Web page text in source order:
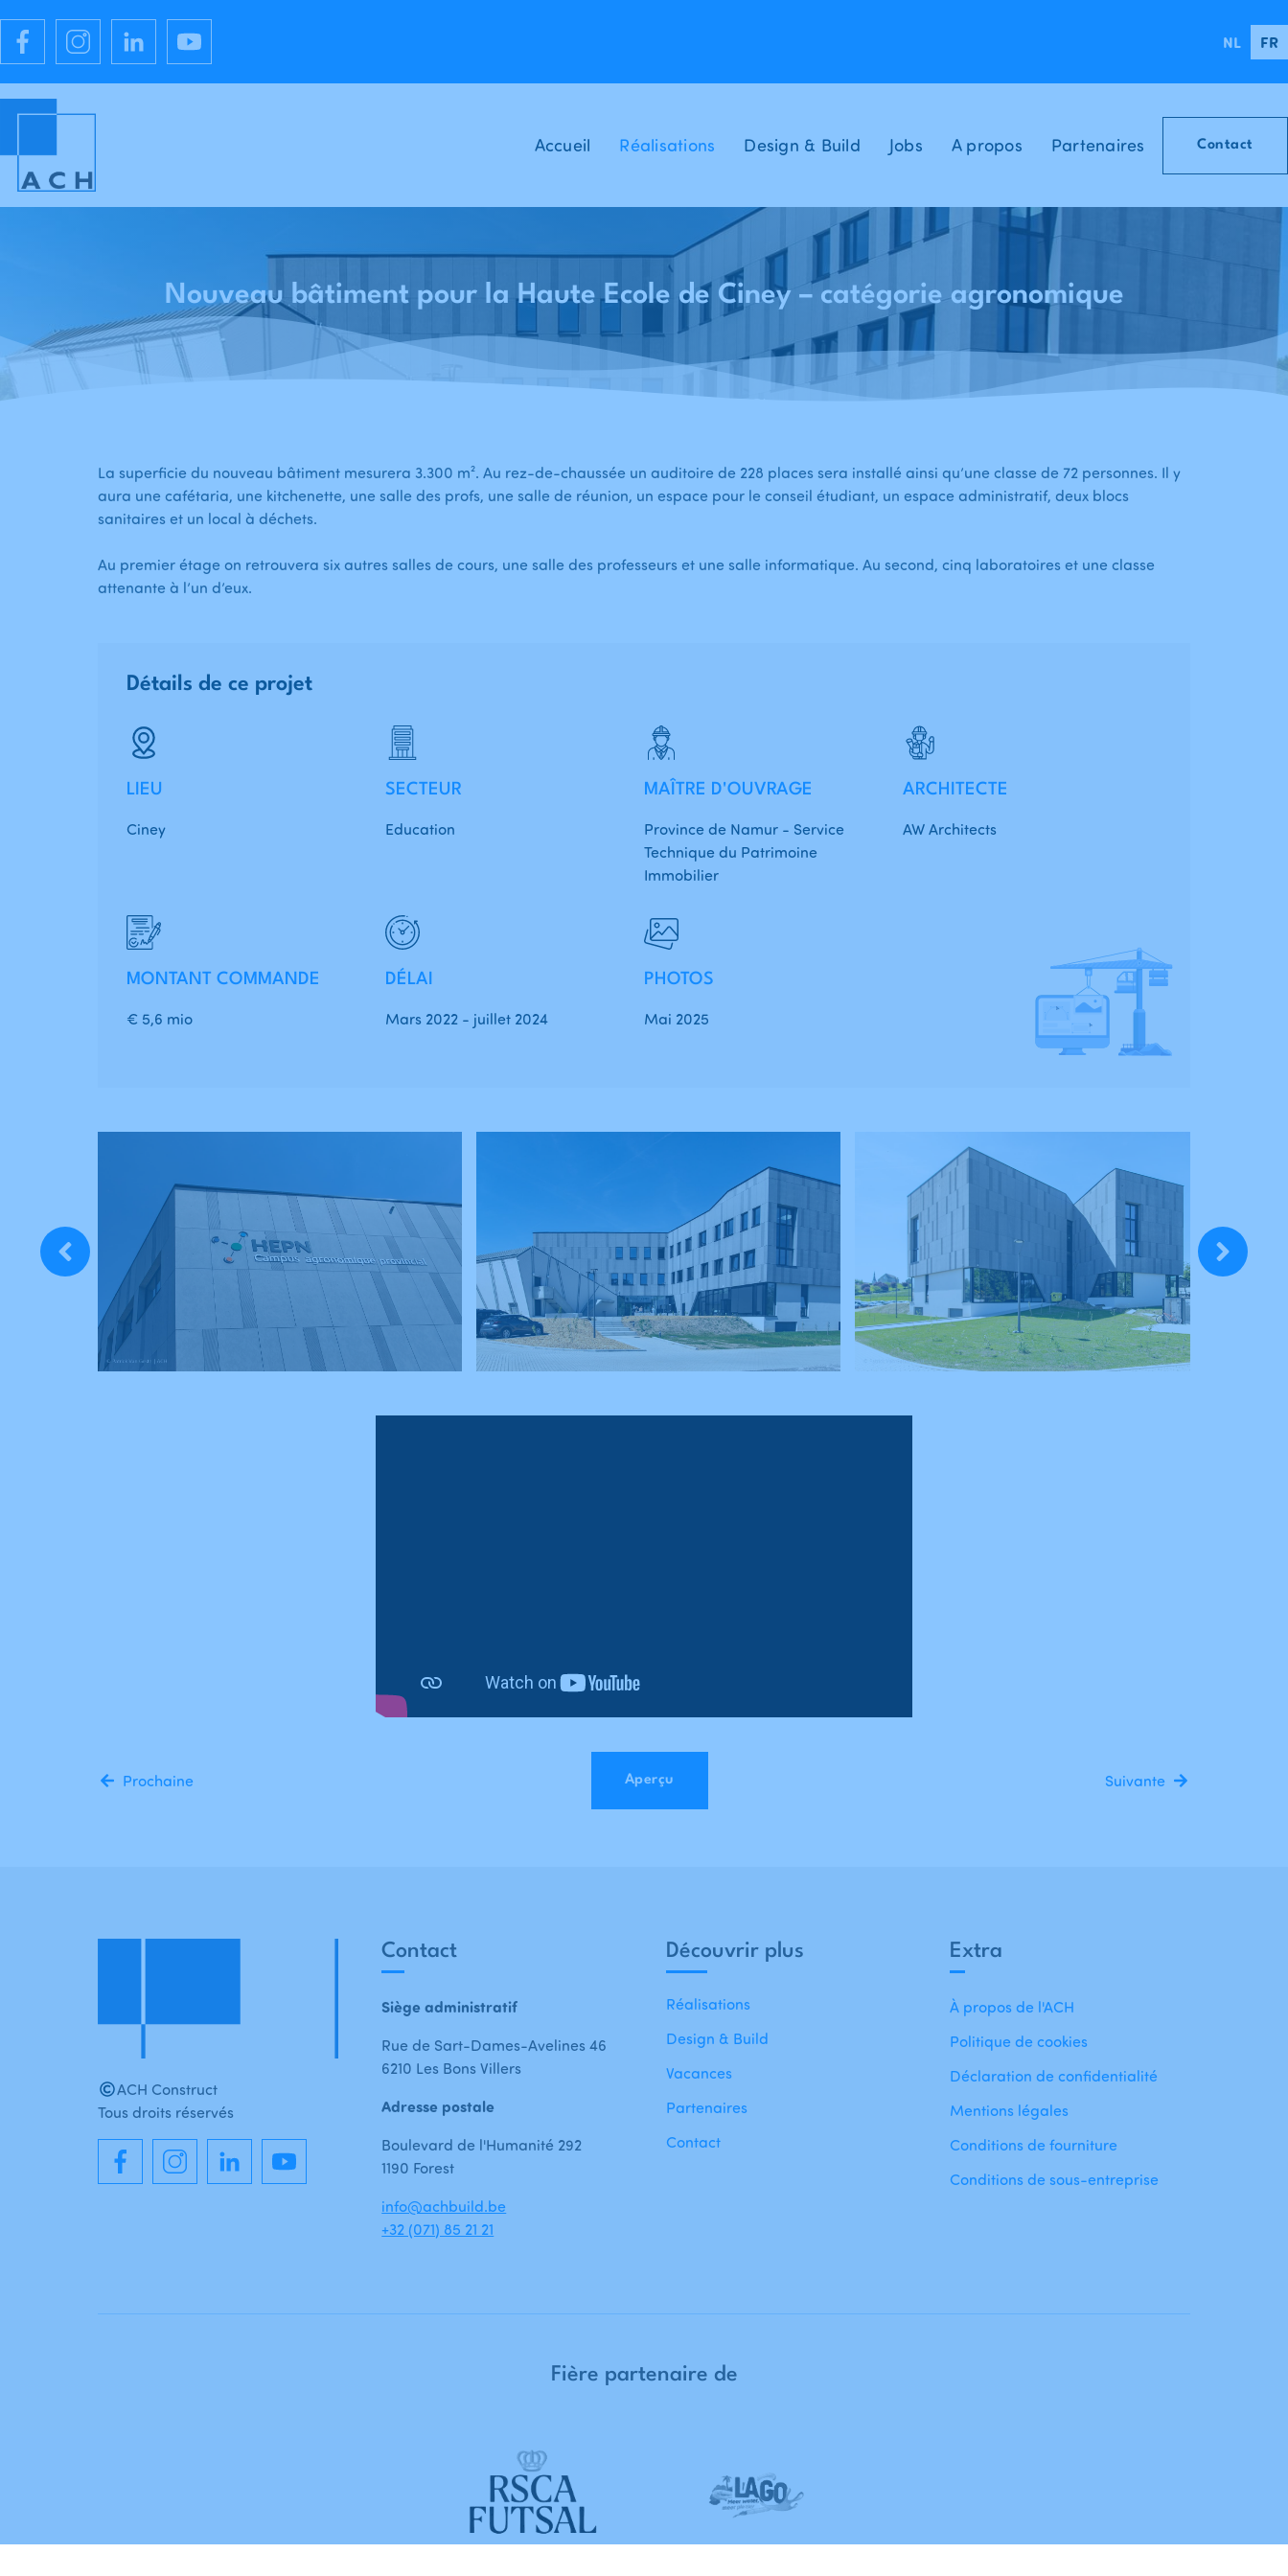
NL FR
Accueil Réalisations Design & Build Jobs A propos Partenaires Contact
Nouveau bâtiment pour la Haute Ecole de Ciney – catégorie agronomique
La superficie du nouveau bâtiment mesurera 3.300 m². Au rez-de-chaussée un auditoire de 228 places sera installé ainsi qu’une classe de 72 personnes. Il y
aura une cafétaria, une kitchenette, une salle des profs, une salle de réunion, un espace pour le conseil étudiant, un espace administratif, deux blocs
sanitaires et un local à déchets.
Au premier étage on retrouvera six autres salles de cours, une salle des professeurs et une salle informatique. Au second, cinq laboratoires et une classe
attenante à l’un d’eux.
LIEU
Ciney
SECTEUR
Education
MAÎTRE D'OUVRAGE
Province de Namur - Service
Technique du Patrimoine
Immobilier
ARCHITECTE
AW Architects
MONTANT COMMANDE
€ 5,6 mio
DÉLAI
Mars 2022 - juillet 2024
PHOTOS
Mai 2025
Détails de ce projet
Prochaine Aperçu Suivante
Extra
À propos de l'ACH
Politique de cookies
Déclaration de confidentialité
Mentions légales
Conditions de fourniture
Conditions de sous-entreprise
Découvrir plus
Réalisations
Design & Build
Vacances
Partenaires
Contact
Contact
Siège administratif
Rue de Sart-Dames-Avelines 46
6210 Les Bons Villers
Adresse postale
Boulevard de l'Humanité 292
1190 Forest
info@achbuild.be
+32 (071) 85 21 21
ACH Construct
Tous droits réservés
Fière partenaire de